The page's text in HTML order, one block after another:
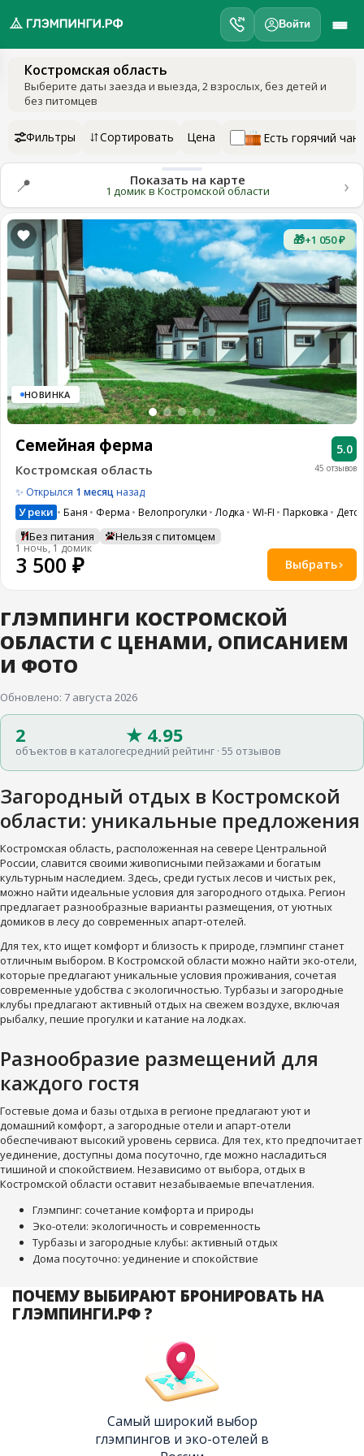
Войти
Мои
Подарочные
сертификаты
Костромская область
Выберите даты заезда и выезда, 2 взрослых, без детей и
без питомцев
Фильтры Сортировать Цена Есть горячий чан
📍 Показать на карте
1 домик в Костромской области ›
🎁+1 050 ₽
НОВИНКА
45 отзывов
5.0
Семейная ферма
Костромская область
✨ Открылся 1 месяц назад
У реки Баня Ферма Велопрогулки Лодка WI-FI Парковка
Без питания Нельзя с питомцем
1 ночь, 1 домик
3 500 ₽ Выбрать
ГЛЭМПИНГИ КОСТРОМСКОЙ
ОБЛАСТИ С ЦЕНАМИ, ОПИСАНИЕМ
И ФОТО
Обновлено: 7 августа 2026
2
объектов в каталоге
★ 4.95
средний рейтинг · 55 отзывов
Загородный отдых в Костромской
области: уникальные предложения
Костромская область, расположенная на севере Центральной
России, славится своими живописными пейзажами и богатым
культурным наследием. Здесь, среди густых лесов и чистых рек,
можно найти идеальные условия для загородного отдыха. Регион
предлагает разнообразные варианты размещения, от уютных
домиков в лесу до современных апарт-отелей.
Для тех, кто ищет комфорт и близость к природе, глэмпинг станет
отличным выбором. В Костромской области можно найти эко-отели,
которые предлагают уникальные условия проживания, сочетая
современные удобства с экологичностью. Турбазы и загородные
клубы предлагают активный отдых на свежем воздухе, включая
рыбалку, пешие прогулки и катание на лодках.
Разнообразие размещений для
каждого гостя
Гостевые дома и базы отдыха в регионе предлагают уют и
домашний комфорт, а загородные отели и апарт-отели
обеспечивают высокий уровень сервиса. Для тех, кто предпочитает
уединение, доступны дома посуточно, где можно насладиться
тишиной и спокойствием. Независимо от выбора, отдых в
Костромской области оставит незабываемые впечатления.
Глэмпинг: сочетание комфорта и природы
Эко-отели: экологичность и современность
Турбазы и загородные клубы: активный отдых
Дома посуточно: уединение и спокойствие
ПОЧЕМУ ВЫБИРАЮТ БРОНИРОВАТЬ НА
ГЛЭМПИНГИ.РФ ?
Самый широкий выбор
глэмпингов и эко-отелей в